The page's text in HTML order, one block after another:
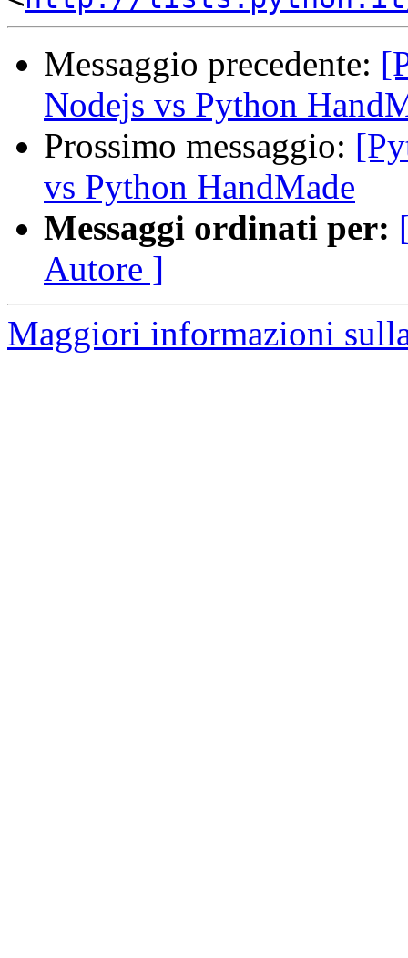
Messaggio precedente:
Nodejs vs Python
Prossimo messaggio:
vs Python HandMade
Messaggi ordinati per:
Autore ]
Maggiori informazioni